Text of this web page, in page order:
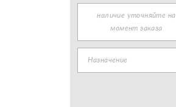
наличие уточняйте на
момент заказа
Назначение